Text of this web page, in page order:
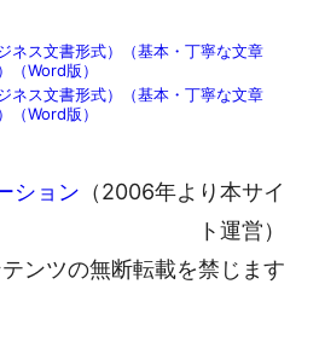
ネス文書形式）（基本・丁寧な文章
（Word版）
ネス文書形式）（基本・丁寧な文章
（Word版）
ション （2006年より本サイ
ト運営）
ンツの無断転載を禁じます